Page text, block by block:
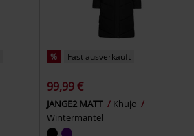
% Fast ausverkauft
99,99 €
JANGE2 MATT
Khujo
Wintermantel